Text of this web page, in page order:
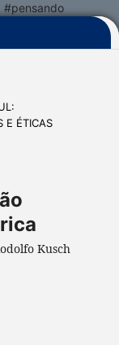
#pensando
E ÉTICAS
Kusch